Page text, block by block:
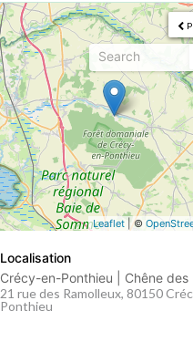
Leaflet | ©
Localisation
Crécy-en-Ponthieu | Chêne des
21 rue des Ramolleux, 80150
Ponthieu